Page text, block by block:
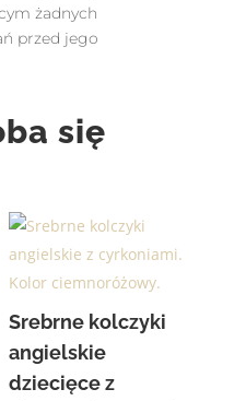
żadnych
przed jego
się
Srebrne kolczyki
angielskie
dziecięce z